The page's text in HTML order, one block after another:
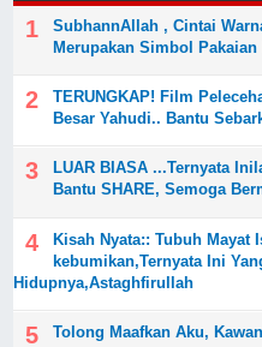
SubhannAllah , Cintai
Merupakan Simbol
TERUNGKAP! Film
Besar Yahudi.. Bantu
LUAR BIASA ...Ternyata
Bantu SHARE, Semoga
Kisah Nyata:: Tubuh Mayat
kebumikan,Ternyata Ini
Hidupnya,Astaghfirullah
Tolong Maafkan Aku, Kawan